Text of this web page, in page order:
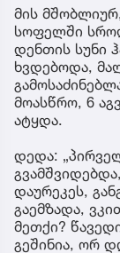
მის
სოფელში
დენთის სუნი
ხვდებოდა,
მოასწრო, 6
ატყდა.
დედა:
დაურეკეს,
გაემზადა,
მეთქი?
გეშინია, ორ